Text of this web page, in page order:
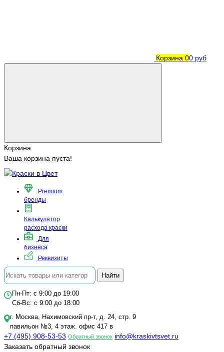
Корзина 00 руб
Корзина
Ваша корзина пуста!
Premium
бренды
Калькулятор
расхода краски
Для
бизнеса
Реквизиты
Найти
Пн-Пт: с 9:00 до 19:00
Сб-Вс: с 9:00 до 18:00
г. Москва, Нахимовский пр-т, д. 24, стр. 9
павильон №3, 4 этаж. офис 417 в
+7 (495) 908-53-53 Обратный звонок info@kraskivtsvet.ru
Заказать обратный звонок